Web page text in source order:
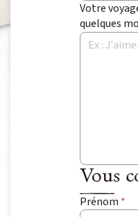
Votre
quelques
Vous
Prénom *